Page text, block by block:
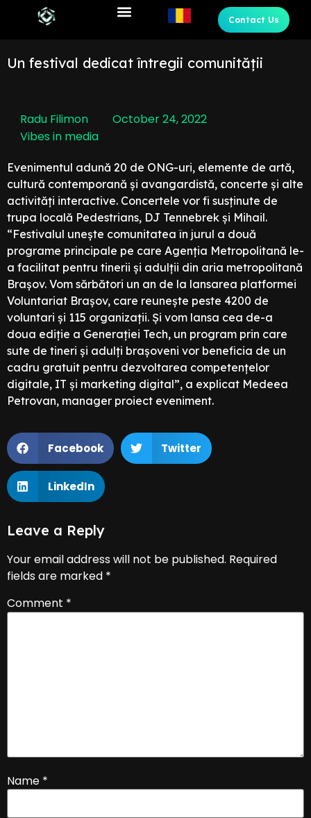
Contact Us
Un festival dedicat întregii comunității
Radu Filimon
October 24, 2022
Vibes in media
Evenimentul adună 20 de ONG-uri, elemente de artă,
cultură contemporană și avangardistă, concerte și alte
activități interactive. Concertele vor fi susținute de
trupa locală Pedestrians, DJ Tennebrek și Mihail.
“Festivalul unește comunitatea în jurul a două
programe principale pe care Agenția Metropolitană le-
a facilitat pentru tinerii și adulții din aria metropolitană
Brașov. Vom sărbători un an de la lansarea platformei
Voluntariat Brașov, care reunește peste 4200 de
voluntari și 115 organizații. Și vom lansa cea de-a
doua ediție a Generației Tech, un program prin care
sute de tineri și adulți brașoveni vor beneficia de un
cadru gratuit pentru dezvoltarea competențelor
digitale, IT și marketing digital”, a explicat Medeea
Petrovan, manager proiect eveniment.
Facebook Twitter
LinkedIn
Leave a Reply
Your email address will not be published. Required
fields are marked *
Comment *
Name *